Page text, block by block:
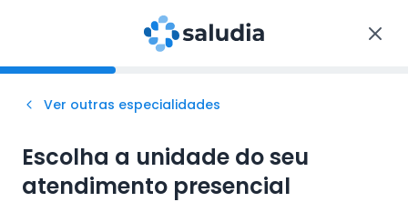
Ver outras especialidades
Escolha a unidade do seu
atendimento presencial